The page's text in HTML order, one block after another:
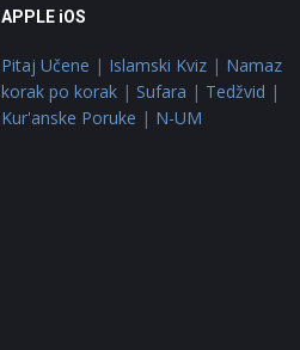
APPLE iOS
Pitaj Učene | Islamski Kviz | Namaz
korak po korak | Sufara | Tedžvid |
Kur'anske Poruke | N-UM